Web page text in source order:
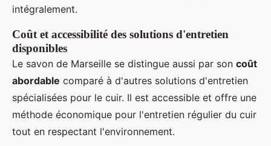
intégralement.
Coût et accessibilité des solutions d'entretien
disponibles
Le savon de Marseille se distingue aussi par son coût
abordable comparé à d'autres solutions d'entretien
spécialisées pour le cuir. Il est accessible et offre une
méthode économique pour l'entretien régulier du cuir
tout en respectant l'environnement.